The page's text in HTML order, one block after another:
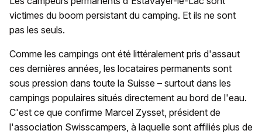
victimes du boom persistant du camping. Et ils ne sont
pas les seuls.
Comme les campings ont été littéralement pris d'assaut
ces dernières années, les locataires permanents sont
sous pression dans toute la Suisse – surtout dans les
campings populaires situés directement au bord de l'eau.
C'est ce que confirme Marcel Zysset, président de
l'association Swisscampers, à laquelle sont affiliés plus de